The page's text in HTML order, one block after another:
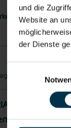
und die
Website an
der Dienste
Gratis
Mindestlohn
Erfolg steckt